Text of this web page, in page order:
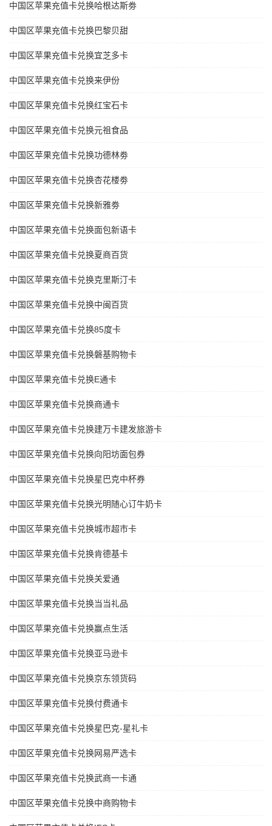
中国区苹果充值卡兑换哈根达斯劵
中国区苹果充值卡兑换巴黎贝甜
中国区苹果充值卡兑换宜芝多卡
中国区苹果充值卡兑换来伊份
中国区苹果充值卡兑换红宝石卡
中国区苹果充值卡兑换元祖食品
中国区苹果充值卡兑换功德林劵
中国区苹果充值卡兑换杏花楼劵
中国区苹果充值卡兑换新雅劵
中国区苹果充值卡兑换面包新语卡
中国区苹果充值卡兑换夏商百货
中国区苹果充值卡兑换克里斯汀卡
中国区苹果充值卡兑换中闽百货
中国区苹果充值卡兑换85度卡
中国区苹果充值卡兑换磐基购物卡
中国区苹果充值卡兑换E通卡
中国区苹果充值卡兑换商通卡
中国区苹果充值卡兑换建万卡建发旅游卡
中国区苹果充值卡兑换向阳坊面包券
中国区苹果充值卡兑换星巴克中杯券
中国区苹果充值卡兑换光明随心订牛奶卡
中国区苹果充值卡兑换城市超市卡
中国区苹果充值卡兑换肯德基卡
中国区苹果充值卡兑换关爱通
中国区苹果充值卡兑换当当礼品
中国区苹果充值卡兑换赢点生活
中国区苹果充值卡兑换亚马逊卡
中国区苹果充值卡兑换京东领货码
中国区苹果充值卡兑换付费通卡
中国区苹果充值卡兑换星巴克-星礼卡
中国区苹果充值卡兑换网易严选卡
中国区苹果充值卡兑换武商一卡通
中国区苹果充值卡兑换中商购物卡